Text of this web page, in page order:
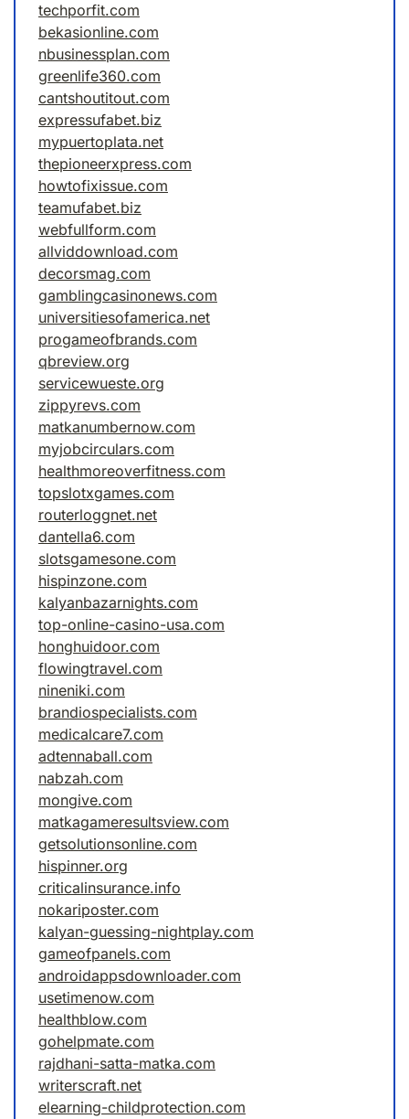
techporfit.com
bekasionline.com
nbusinessplan.com
greenlife360.com
cantshoutitout.com
expressufabet.biz
mypuertoplata.net
thepioneerxpress.com
howtofixissue.com
teamufabet.biz
webfullform.com
allviddownload.com
decorsmag.com
gamblingcasinonews.com
universitiesofamerica.net
progameofbrands.com
qbreview.org
servicewueste.org
zippyrevs.com
matkanumbernow.com
myjobcirculars.com
healthmoreoverfitness.com
topslotxgames.com
routerloggnet.net
dantella6.com
slotsgamesone.com
hispinzone.com
kalyanbazarnights.com
top-online-casino-usa.com
honghuidoor.com
flowingtravel.com
nineniki.com
brandiospecialists.com
medicalcare7.com
adtennaball.com
nabzah.com
mongive.com
matkagameresultsview.com
getsolutionsonline.com
hispinner.org
criticalinsurance.info
nokariposter.com
kalyan-guessing-nightplay.com
gameofpanels.com
androidappsdownloader.com
usetimenow.com
healthblow.com
gohelpmate.com
rajdhani-satta-matka.com
writerscraft.net
elearning-childprotection.com